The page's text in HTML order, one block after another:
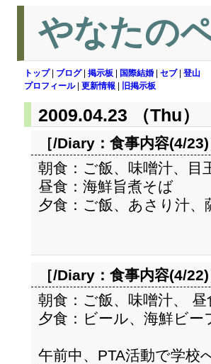
やなたの
トップ| ブログ| 掲示板 国際結婚 セブ| 登山
プロフィール| 更新情報 旧掲示板
2009.04.23 （Thu）
［/Diary： 食事内容(4/23)
朝食：ご飯、味噌汁、目
昼食：海鮮旨煮そば
夕食：ご飯、あさり汁、
［/Diary： 食事内容(4/22)
朝食：ご飯、味噌汁、
夕食：ビール、海鮮ビー
午前中、PTA活動で学校